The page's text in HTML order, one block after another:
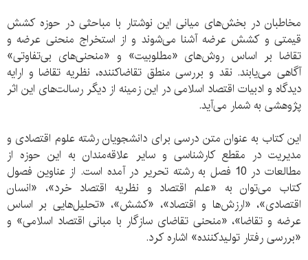
مخاطبان در بخش‌های میانی این نوشتار با مباحثی در حوزه کشش
قیمتی و کشش عرضه آشنا می‌شوند و از استخراج منحنی عرضه و
تقاضا بر اساس روش‌های «مطلوبیت» و «منحنی‌های بی‌تفاوتی»
آگاهی می‌یابند. نقد و بررسی منطق تقاضاکننده، نظریه تقاضا و ارایه
دیدگاه و ادبیات اقتصاد اسلامی در این زمینه از دیگر رسالت‌های این اثر
پژوهشی به شمار می‌آید.
این کتاب به عنوان متن درسی برای دانشجویان رشته علوم اقتصادی و
مدیریت در مقطع کارشناسی و سایر علاقه‌مندان به این حوزه از
مطالعات در 10 فصل به رشته تحریر در آمده است. از عناوین فصول
کتاب می‌توان به «علم اقتصاد و نظریه اقتصاد خرد»، «انسان
اقتصادی»، «ارزش‌ها و اقتصاد»، «کشش»، «تحلیل‌هایی بر اساس
عرضه و تقاضا»، «منحنی تقاضای سازگار با مبانی اقتصاد اسلامی» و
«بررسی رفتار تولیدکننده» اشاره کرد.